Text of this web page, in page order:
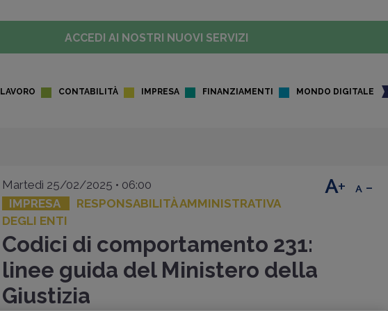
ACCEDI AI NOSTRI NUOVI SERVIZI
LAVORO CONTABILITÀ IMPRESA FINANZIAMENTI MONDO DIGITALE
Martedì 25/02/2025 • 06:00
IMPRESA
RESPONSABILITÀ AMMINISTRATIVA
DEGLI ENTI
Codici di comportamento 231:
linee guida del Ministero della
Giustizia
+ -